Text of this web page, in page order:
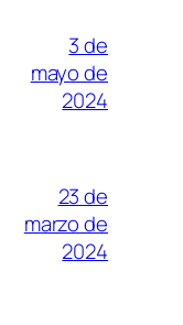
3 de
mayo de
2024
23 de
marzo de
2024